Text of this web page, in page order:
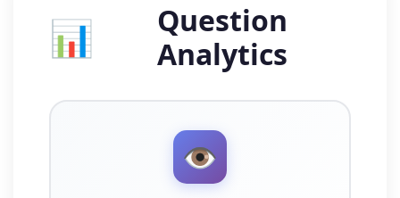
📊
Question
Analytics
👁️